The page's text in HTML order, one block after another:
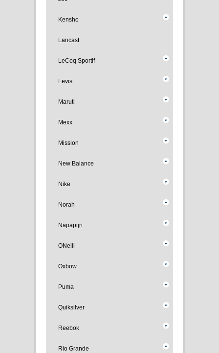
Kensho
Lancast
LeCoq Sportif
Levis
Maruti
Mexx
Mission
New Balance
Nike
Norah
Napapijri
ONeill
Oxbow
Puma
Quiksilver
Reebok
Rio Grande